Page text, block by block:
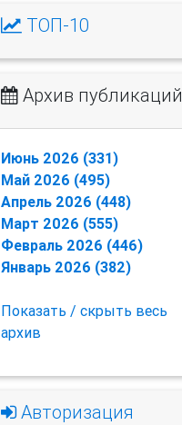
ТОП-10
Архив публикаций
Июнь 2026 (331)
Май 2026 (495)
Апрель 2026 (448)
Март 2026 (555)
Февраль 2026 (446)
Январь 2026 (382)
Показать / скрыть весь
архив
Авторизация